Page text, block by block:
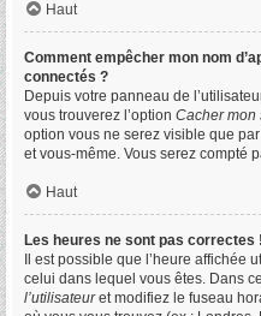
Haut
Comment empêcher mon nom
connectés ?
Depuis votre panneau de
vous trouverez l’option Cacher mon
option vous ne serez visible que
et vous-même. Vous serez compté
Haut
Les heures ne sont pas correctes !
Il est possible que l’heure affichée
celui dans lequel vous êtes. Dans
l’utilisateuret modifiez le fuseau